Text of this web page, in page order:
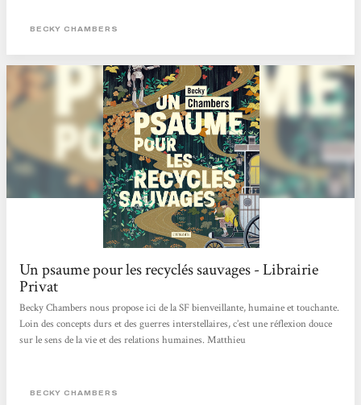
engouement. Chez elle, pas de zombies comme dans The Walking Dead, ni
BECKY CHAMBERS
Un psaume pour les recyclés sauvages - Librairie
Privat
Becky Chambers nous propose ici de la SF bienveillante, humaine et touchante.
Loin des concepts durs et des guerres interstellaires, c’est une réflexion douce
sur le sens de la vie et des relations humaines. Matthieu
BECKY CHAMBERS